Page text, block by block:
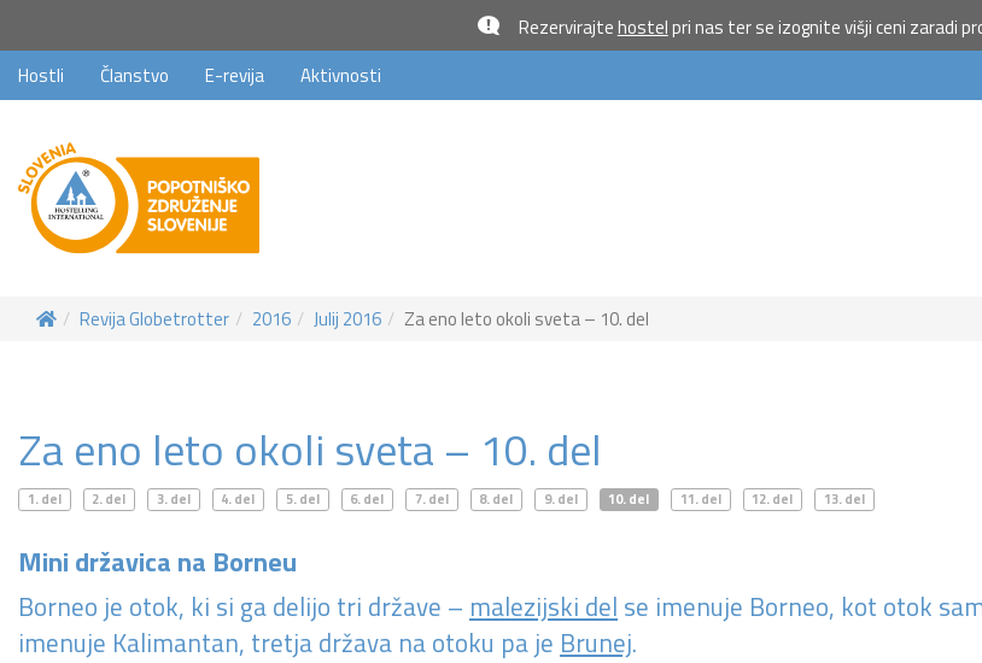
Rezervirajtehostelpri nas ter se izognite višji ceni zaradi
Hostli Članstvo E-revija Aktivnosti
Revija Globetrotter 2016 Julij 2016 Za eno leto okoli sveta – 10. del
Za eno leto okoli sveta – 10. del
1. del 2. del 3. del 4. del 5. del 6. del 7. del 8. del 9. del 10. del 11. del 12. del 13. del
Mini državica na Borneu
Borneo je otok, ki si ga delijo tri države – malezijski del se imenuje Borneo, kot otok
imenuje Kalimantan, tretja država na otoku pa je Brunej.